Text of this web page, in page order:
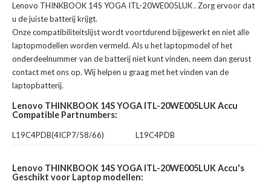
Lenovo THINKBOOK 14S YOGA ITL-20WE005LUK. Zorg ervoor dat
u de juiste batterij krijgt.
Onze compatibiliteitslijst wordt voortdurend bijgewerkt en niet alle
laptopmodellen worden vermeld. Als u het laptopmodel of het
onderdeelnummer van de batterij niet kunt vinden, neem dan gerust
contact met ons op. Wij helpen u graag met het vinden van de
laptopbatterij.
Lenovo THINKBOOK 14S YOGA ITL-20WE005LUK Accu
Compatible Partnumbers:
L19C4PDB(4ICP7/58/66) L19C4PDB
Lenovo THINKBOOK 14S YOGA ITL-20WE005LUK Accu's
Geschikt voor Laptop modellen: